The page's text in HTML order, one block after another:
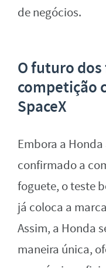
de negócios.
O futuro
competição
SpaceX
Embora a
confirmado a
foguete, o teste
já coloca a
Assim, a Honda
maneira única,